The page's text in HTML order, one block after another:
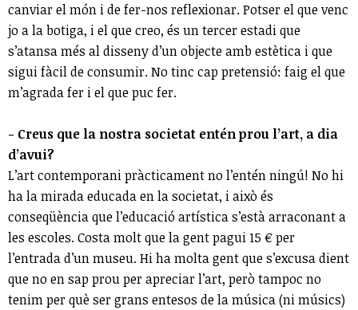
canviar el món i de fer-nos reflexionar. Potser el que venc
jo a la botiga, i el que creo, és un tercer estadi que
s’atansa més al disseny d’un objecte amb estètica i que
sigui fàcil de consumir. No tinc cap pretensió: faig el que
m’agrada fer i el que puc fer.
- Creus que la nostra societat entén prou l’art, a dia
d’avui?
L’art contemporani pràcticament no l’entén ningú! No hi
ha la mirada educada en la societat, i això és
conseqüència que l’educació artística s’està arraconant a
les escoles. Costa molt que la gent pagui 15 € per
l’entrada d’un museu. Hi ha molta gent que s’excusa dient
que no en sap prou per apreciar l’art, però tampoc no
tenim per què ser grans entesos de la música (ni músics)